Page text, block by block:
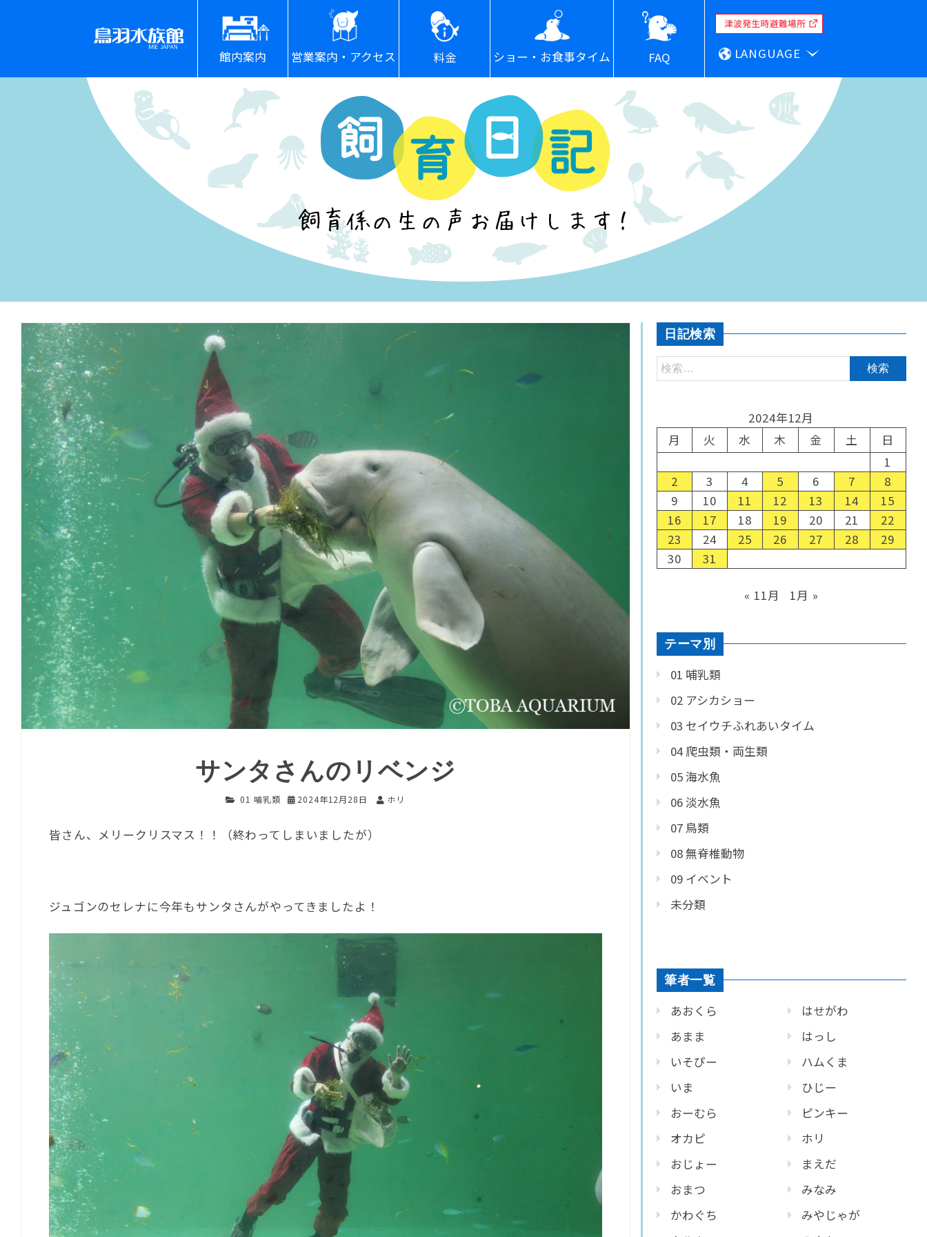
館内案内 営業案内・アクセス 料金 ショー・お食事タイム FAQ LANGUAGE
サンタさんのリベンジ
01 哺乳類 2024年12月28日 ホリ
皆さん、メリークリスマス！！（終わってしまいましたが）
ジュゴンのセレナに今年もサンタさんがやってきましたよ！
日記検索
2024年12月
月
火 水 木 金 土
日
1
2
3 4 5 6 7
8
9
10 11 12 13 14
15
16
17 18 19 20 21
22
23
24 25 26 27 28
29
30
31
« 11月 1月 »
テーマ別
01 哺乳類
02 アシカショー
03 セイウチふれあいタイム
04 爬虫類・両生類
05 海水魚
06 淡水魚
07 鳥類
08 無脊椎動物
09 イベント
未分類
筆者一覧
あおくら
あまま
いそぴー
いま
おーむら
オカピ
おじょー
おまつ
かわぐち
はせがわ
はっし
ハムくま
ひじー
ピンキー
ホリ
まえだ
みなみ
みやじゃが